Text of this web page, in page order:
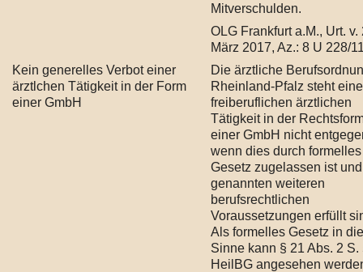
Mitverschulden.
OLG Frankfurt a.M., Urt. v.
März 2017, Az.: 8 U 228/
Kein generelles Verbot einer
ärztlchen Tätigkeit in der Form
einer GmbH
Die ärztliche
Rheinland-Pfalz steht
freiberuflichen ärztlichen
Tätigkeit in der
einer GmbH nicht
wenn dies durch formelles
Gesetz zugelassen ist
genannten weiteren
berufsrechtlichen
Voraussetzungen erfüllt
Als formelles Gesetz in
Sinne kann § 21 Abs. 2 S.
HeilBG angesehen